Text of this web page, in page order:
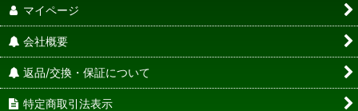
マイページ
会社概要
返品/交換・保証について
特定商取引法表示